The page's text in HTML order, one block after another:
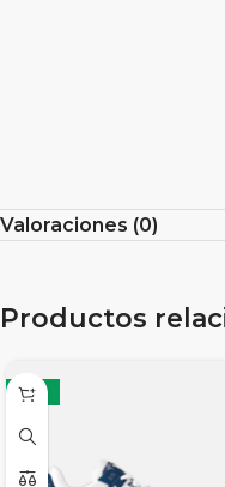
Valoraciones (0)
Productos
-19%